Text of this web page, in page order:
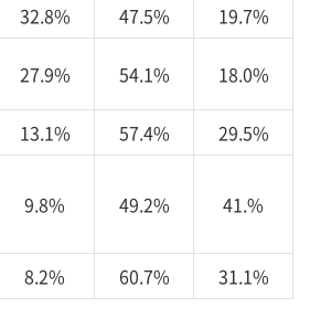
32.8% 47.5%
19.7%
27.9% 54.1% 18.0%
13.1% 57.4%
29.5%
9.8% 49.2% 41.%
8.2% 60.7% 31.1%